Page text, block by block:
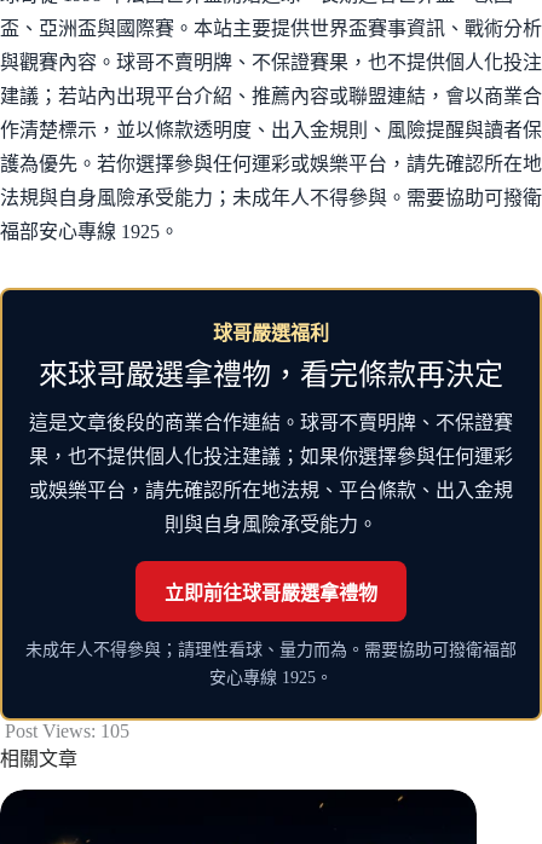
盃、亞洲盃與國際賽。本站主要提供世界盃賽事資訊、戰術分析
與觀賽內容。球哥不賣明牌、不保證賽果，也不提供個人化投注
建議；若站內出現平台介紹、推薦內容或聯盟連結，會以商業合
作清楚標示，並以條款透明度、出入金規則、風險提醒與讀者保
護為優先。若你選擇參與任何運彩或娛樂平台，請先確認所在地
法規與自身風險承受能力；未成年人不得參與。需要協助可撥衛
福部安心專線 1925。
球哥嚴選福利
來球哥嚴選拿禮物，看完條款再決定
這是文章後段的商業合作連結。球哥不賣明牌、不保證賽
果，也不提供個人化投注建議；如果你選擇參與任何運彩
或娛樂平台，請先確認所在地法規、平台條款、出入金規
則與自身風險承受能力。
立即前往球哥嚴選拿禮物
未成年人不得參與；請理性看球、量力而為。需要協助可撥衛福部
安心專線 1925。
Post Views: 105
相關文章